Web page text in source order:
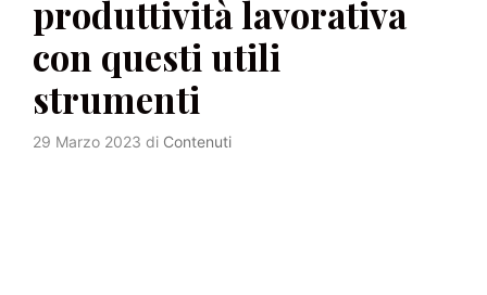
produttività lavorativa
con questi utili
strumenti
29 Marzo 2023 di Contenuti